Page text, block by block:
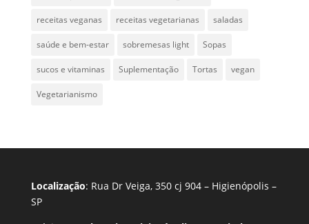
receitas veganas receitas vegetarianas saladas
saúde e bem-estar sobremesas light Sopas
sucos e vitaminas Suplementação Tortas vegan
Vegetarianismo
Localização: Rua Dr Veiga, 350 cj 904 – Higienópolis –
SP